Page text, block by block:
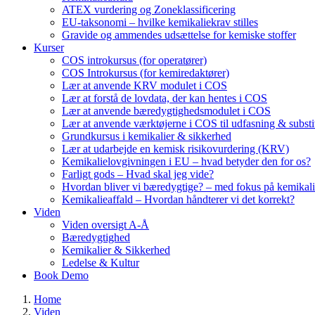
ATEX vurdering og Zoneklassificering
EU-taksonomi – hvilke kemikaliekrav stilles
Gravide og ammendes udsættelse for kemiske stoffer
Kurser
COS introkursus (for operatører)
COS Introkursus (for kemiredaktører)
Lær at anvende KRV modulet i COS
Lær at forstå de lovdata, der kan hentes i COS
Lær at anvende bæredygtighedsmodulet i COS
Lær at anvende værktøjerne i COS til udfasning &
Grundkursus i kemikalier & sikkerhed
Lær at udarbejde en kemisk risikovurdering (KRV)
Kemikalielovgivningen i EU – hvad betyder den for os?
Farligt gods – Hvad skal jeg vide?
Hvordan bliver vi bæredygtige? – med fokus på
Kemikalieaffald – Hvordan håndterer vi det korrekt?
Viden
Viden oversigt A-Å
Bæredygtighed
Kemikalier & Sikkerhed
Ledelse & Kultur
Book Demo
Home
Viden